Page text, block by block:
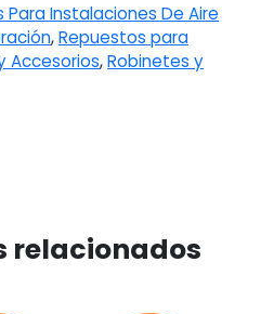
Para Instalaciones De Aire
,Repuestos para
Accesorios,Robinetes y
relacionados